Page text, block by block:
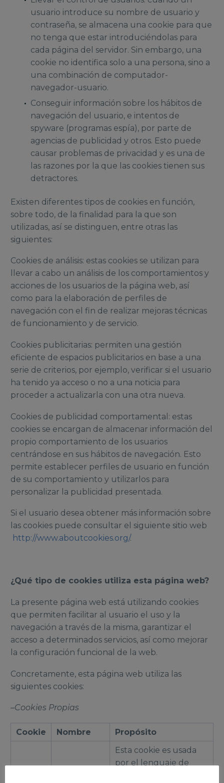
usuario introduce su nombre de usuario y
contraseña, se almacena una cookie para que
no tenga que estar introduciéndolas para
cada página del servidor. Sin embargo, una
cookie no identifica solo a una persona, sino a
una combinación de computador-
navegador-usuario.
Conseguir información sobre los hábitos de
navegación del usuario, e intentos de
spyware (programas espía), por parte de
agencias de publicidad y otros. Esto puede
causar problemas de privacidad y es una de
las razones por la que las cookies tienen sus
detractores.
Existen diferentes tipos de cookies en función,
sobre todo, de la finalidad para la que son
utilizadas, así se distinguen, entre otras las
siguientes:
Cookies de análisis: estas cookies se utilizan para
llevar a cabo un análisis de los comportamientos y
acciones de los usuarios de la página web, así
como para la elaboración de perfiles de
navegación con el fin de realizar mejoras técnicas
de funcionamiento y de servicio.
Cookies publicitarias: permiten una gestión
eficiente de espacios publicitarios en base a una
serie de criterios, por ejemplo, verificar si el usuario
ha tenido ya acceso o no a una noticia para
proceder a actualizarla con una otra nueva.
Cookies de publicidad comportamental: estas
cookies se encargan de almacenar información del
propio comportamiento de los usuarios
centrándose en sus hábitos de navegación. Esto
permite establecer perfiles de usuario en función
de su comportamiento y utilizarlos para
personalizar la publicidad presentada.
Si el usuario desea obtener más información sobre
las cookies puede consultar el siguiente sitio web
http://www.aboutcookies.org/.
¿Qué tipo de cookies utiliza esta página web?
La presente página web está utilizando cookies
que permiten facilitar al usuario el uso y la
navegación a través de la misma, garantizar el
acceso a determinados servicios, así como mejorar
la configuración funcional de la web.
Concretamente, esta página web utiliza las
siguientes cookies:
–Cookies Propias
Cookie Nombre
Propósito
Esta cookie es usada
por el lenguaje de